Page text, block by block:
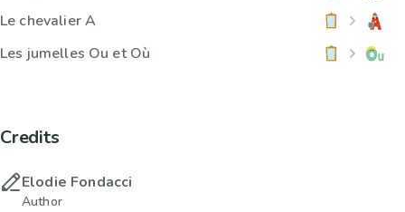
Le chevalier A
Les jumelles Ou et Où
Credits
Elodie Fondacci
Author